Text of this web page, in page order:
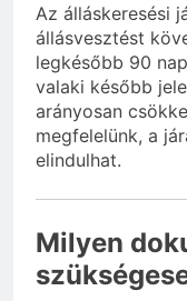
Az álláskeresési
állásvesztést
legkésőbb 90
valaki később
arányosan
megfelelünk, a
elindulhat.
Milyen